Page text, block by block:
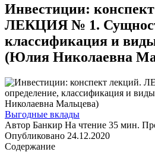
Инвестиции:
ЛЕКЦИЯ № 1.
классификация и
(Юлия Николаевна
Выгодные вклады
Автор Банкир На чтение 35 мин.
Опубликовано 24.12.2020
Содержание